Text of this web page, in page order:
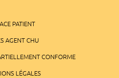
PATIENT
AGENT CHU
CONFORME
LÉGALES